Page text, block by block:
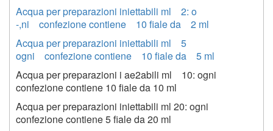
Acqua per preparazioni iniettabili ml 2: o
-,ni confezione contiene 10 fiale da 2 ml
Acqua per preparazioni iniettabili ml 5
ogni confezione contiene 10 fiale da 5 ml
Acqua per preparazioni i ae2abili ml 10: ogni
confezione contiene 10 fiale da 10 ml
Acqua per preparazioni iniettabili ml 20: ogni
confezione contiene 5 fiale da 20 ml